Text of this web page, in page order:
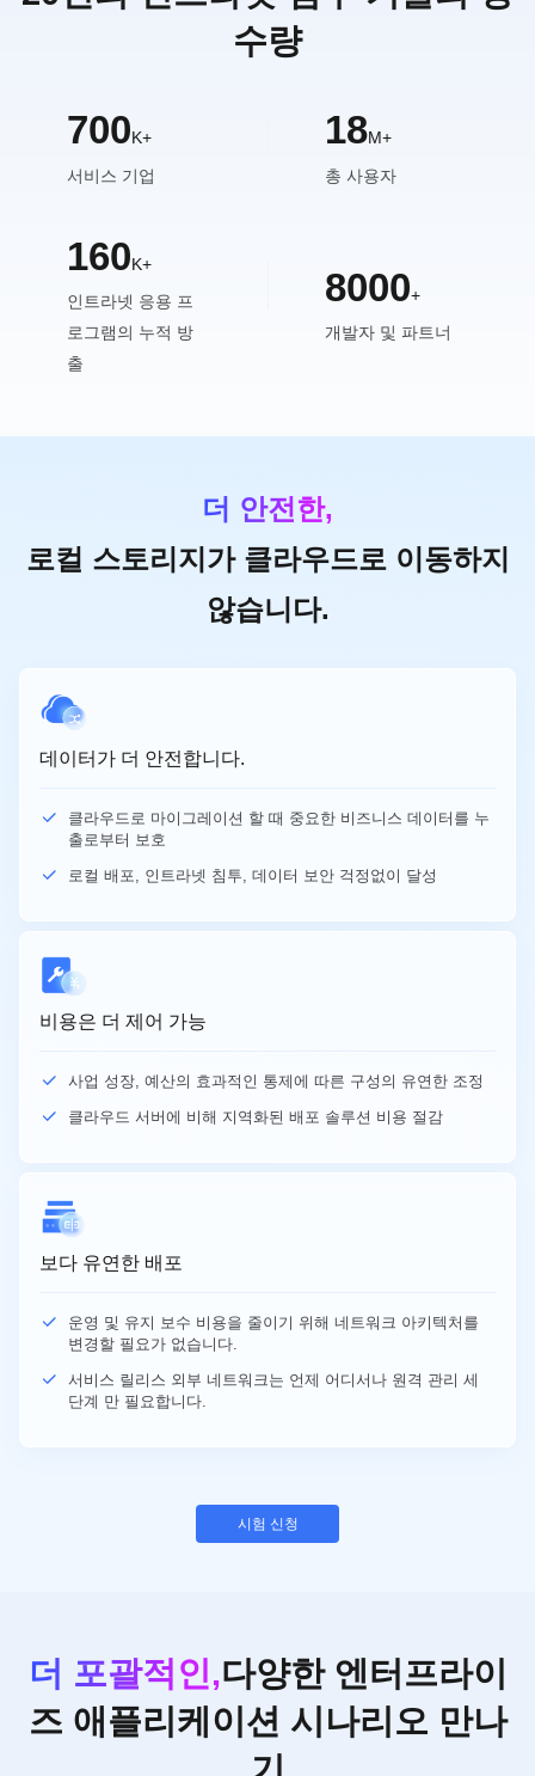
수량
700K+
서비스 기업
18M+
총 사용자
160K+
인트라넷 응용 프
로그램의 누적 방
출
8000+
개발자 및 파트너
더 안전한,
로컬 스토리지가 클라우드로 이동하지
않습니다.
데이터가 더 안전합니다.
클라우드로 마이그레이션 할 때 중요한 비즈니스 데이터를 누
출로부터 보호
로컬 배포, 인트라넷 침투, 데이터 보안 걱정없이 달성
비용은 더 제어 가능
사업 성장, 예산의 효과적인 통제에 따른 구성의 유연한 조정
클라우드 서버에 비해 지역화된 배포 솔루션 비용 절감
보다 유연한 배포
운영 및 유지 보수 비용을 줄이기 위해 네트워크 아키텍처를
변경할 필요가 없습니다.
서비스 릴리스 외부 네트워크는 언제 어디서나 원격 관리 세
단계 만 필요합니다.
시험 신청
더 포괄적인,다양한 엔터프라이
즈 애플리케이션 시나리오 만나